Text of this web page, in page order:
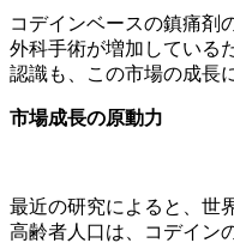
コデインベースの鎮痛剤
外科手術が増加している
認識も、この市場の成長
市場成長の原動力
最近の研究によると、世
高齢者人口は、コデイン